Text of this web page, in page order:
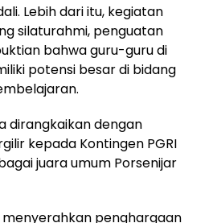
Lebih dari itu, kegiatan
silaturahmi, penguatan
bahwa guru-guru di
potensi besar di bidang
dirangkaikan dengan
kepada Kontingen PGRI
juara umum Porsenijar
menyerahkan penghargaan